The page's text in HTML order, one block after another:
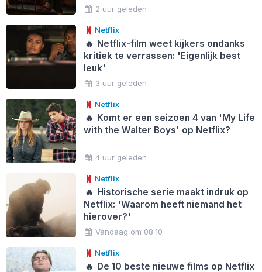
2 uur geleden
Netflix
🔥 Netflix-film weet kijkers ondanks
kritiek te verrassen: 'Eigenlijk best
leuk'
3 uur geleden
Netflix
🔥 Komt er een seizoen 4 van 'My Life
with the Walter Boys' op Netflix?
4 uur geleden
Netflix
🔥 Historische serie maakt indruk op
Netflix: 'Waarom heeft niemand het
hierover?'
Vandaag om 08:10
Netflix
🔥 De 10 beste nieuwe films op Netflix